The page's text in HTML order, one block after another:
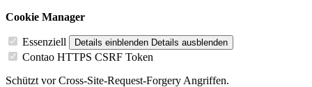
Cookie Manager
Essenziell Details einblenden Details ausblenden
Contao HTTPS CSRF Token
Schützt vor Cross-Site-Request-Forgery Angriffen.